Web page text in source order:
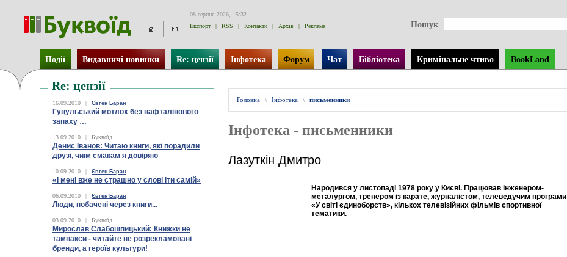
08 серпня 2026, 15:32
Експорт
| RSS | Контакти | Архів | Реклама Пошук
Події Видавничі новинки Re: цензії Інфотека Форум Чат Бібліотека Кримінальне чтиво BookLand
Re: цензії
16.09.2010 | Євген Баран
Гуцульський мотлох без нафталінового
запаху …
13.09.2010 | Буквоїд
Денис Іванов: Читаю книги, які порадили
друзі, чиїм смакам я довіряю
10.09.2010 | Євген Баран
«І мені вже не страшно у слові іти самій»
06.09.2010 | Євген Баран
Люди, побачені через книги...
03.09.2010 | Буквоїд
Мирослав Слабошпицький: Книжки не
тампакси - читайте не розрекламовані
бренди, а героїв культури!
Головна \ Інфотека \ письменники
Інфотека - письменники
Лазуткін Дмитро
Народився у листопаді 1978 року у Києві. Працював інженером-
металургом, тренером із карате, журналістом, телеведучим програми
«У світі єдиноборств», кількох телевізійних фільмів спортивної
тематики.